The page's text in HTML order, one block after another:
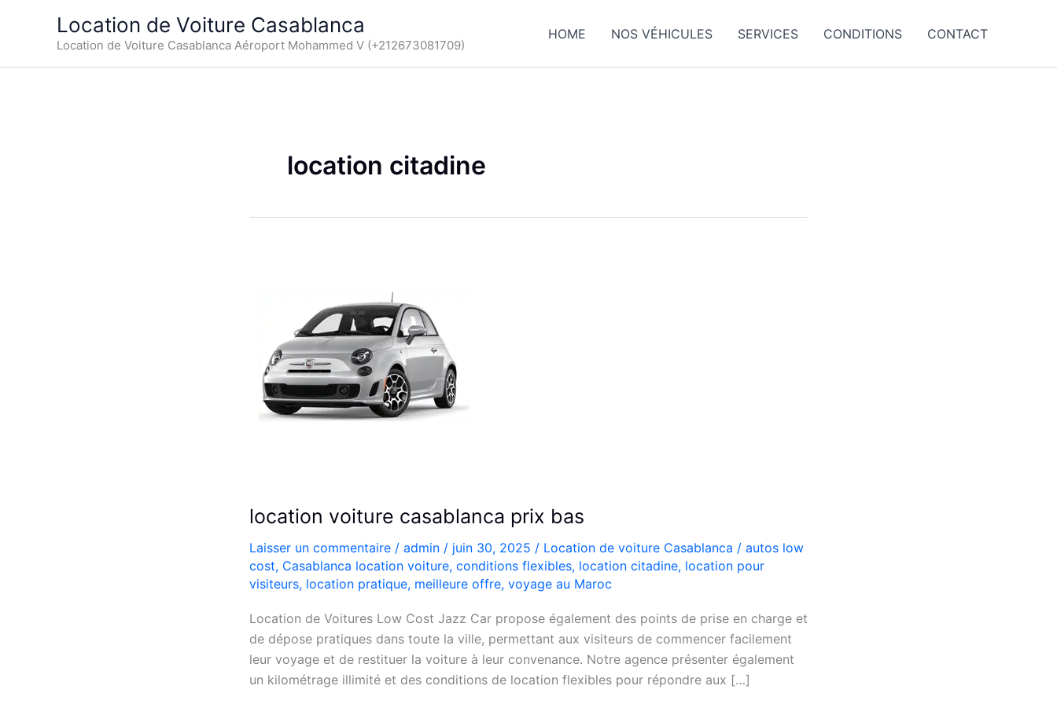
Location de Voiture Casablanca
Location de Voiture Casablanca Aéroport Mohammed V (+212673081709)
HOME NOS VÉHICULES SERVICES CONDITIONS CONTACT
location citadine
location voiture casablanca prix bas
Laisser un commentaire / admin / juin 30, 2025 / Location de voiture Casablanca / autos low
cost, Casablanca location voiture, conditions flexibles, location citadine, location pour
visiteurs, location pratique, meilleure offre, voyage au Maroc
Location de Voitures Low Cost Jazz Car propose également des points de prise en charge et
de dépose pratiques dans toute la ville, permettant aux visiteurs de commencer facilement
leur voyage et de restituer la voiture à leur convenance. Notre agence présenter également
un kilométrage illimité et des conditions de location flexibles pour répondre aux […]